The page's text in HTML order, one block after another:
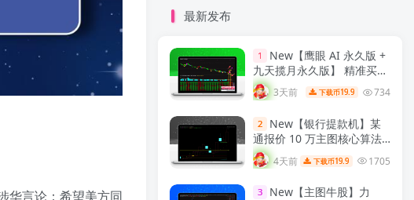
华言论：希望美方同
最新发布
1 New 【鹰眼 AI 永久版 +
九天揽月永久版】 精准买卖
拐点 九维共振过滤假信号
通达信双指标完整分析与实
战用法 解密
列】
3天前 下载币19.9 734
2 New 【银行提款机】某
通报价 10 万主图核心算法
｜雷同同源复刻版，核心交
易信号逻辑一致，通达信主
【实战指标系列】
4天前 下载币19.9 1705
3 New 【主图牛股】力